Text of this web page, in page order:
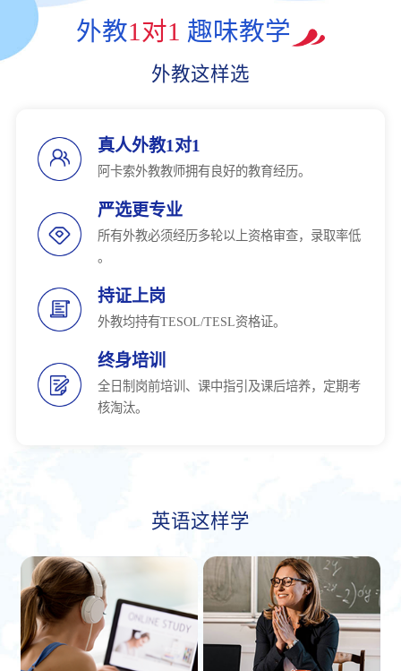
外教1对1 趣味教学
外教这样选
真人外教1对1
阿卡索外教教师拥有良好的教育经历。
严选更专业
所有外教必须经历多轮以上资格审查，录取率低
。
持证上岗
外教均持有TESOL/TESL资格证。
终身培训
全日制岗前培训、课中指引及课后培养，定期考
核淘汰。
英语这样学